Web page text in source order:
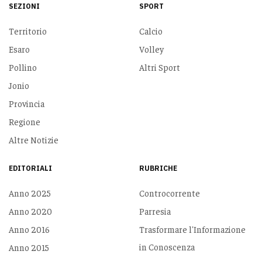
SEZIONI
Territorio
Esaro
Pollino
Jonio
Provincia
Regione
Altre Notizie
SPORT
Calcio
Volley
Altri Sport
EDITORIALI
Anno 2025
Anno 2020
Anno 2016
Anno 2015
RUBRICHE
Controcorrente
Parresia
Trasformare l'Informazione
in Conoscenza